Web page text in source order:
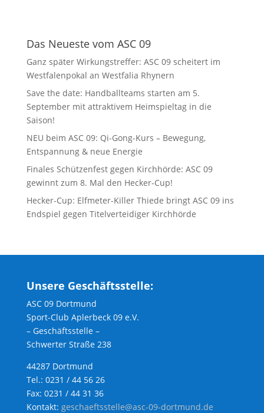
Das Neueste vom ASC 09
Ganz später Wirkungstreffer: ASC 09 scheitert im
Westfalenpokal an Westfalia Rhynern
Save the date: Handballteams starten am 5.
September mit attraktivem Heimspieltag in die
Saison!
NEU beim ASC 09: Qi-Gong-Kurs – Bewegung,
Entspannung & neue Energie
Finales Schützenfest gegen Kirchhörde: ASC 09
gewinnt zum 8. Mal den Hecker-Cup!
Hecker-Cup: Elfmeter-Killer Thiede bringt ASC 09 ins
Endspiel gegen Titelverteidiger Kirchhörde
Unsere Geschäftsstelle:
ASC 09 Dortmund
Sport-Club Aplerbeck 09 e.V.
– Geschäftsstelle –
Schwerter Straße 238
44287 Dortmund
Tel.: 0231 / 44 56 26
Fax: 0231 / 44 31 36
Kontakt: geschaeftsstelle@asc-09-dortmund.de